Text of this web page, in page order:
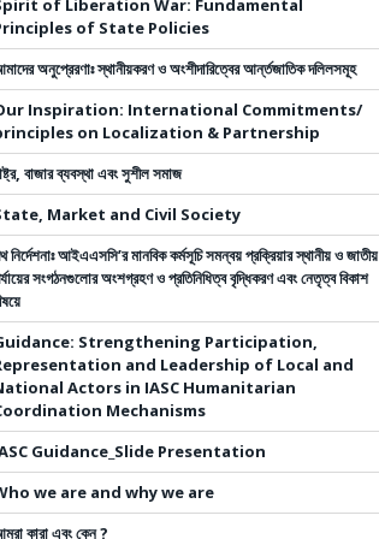
of Liberation War: Fundamental
of State Policies
অনুপ্রেরণাঃ স্থানীয়করণ ও অংশীদারিত্বের আর্ন্তজাতিক দলিলসমূহ
Inspiration: International Commitments/
on Localization & Partnership
বাজার ব্যবস্থা এবং সুশীল সমাজ
Market and Civil Society
নির্দেশনাঃআইএএসসি’র মানবিক কর্মসূচি সমন্বয় প্রক্রিয়ার স্থানীয় ও জাতীয়
সংগঠনগুলোর অংশগ্রহণ ও প্রতিনিধিত্ব বৃদ্ধিকরণ এবং নেতৃত্ব বিকাশ
Strengthening Participation,
and Leadership of Local and
Actors in IASC Humanitarian
Mechanisms
Guidance_Slide Presentation
we are and why we are
কারা এবং কেন ?